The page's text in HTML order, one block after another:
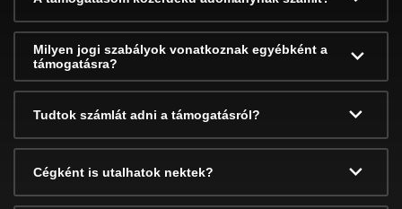
Milyen jogi szabályok vonatkoznak egyébként a
támogatásra?
Tudtok számlát adni a támogatásról?
Cégként is utalhatok nektek?